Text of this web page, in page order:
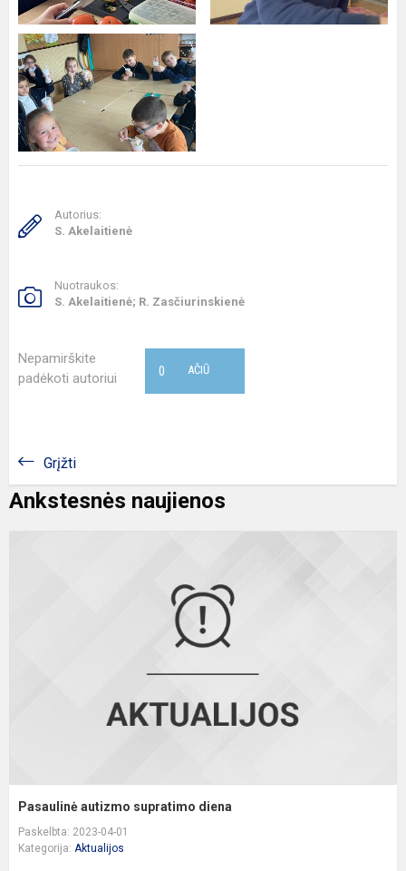
Autorius:
S. Akelaitienė
Nuotraukos:
S. Akelaitienė; R. Zasčiurinskienė
Nepamirškite
padėkoti autoriui
AČIŪ
0
Grįžti
Ankstesnės naujienos
Pasaulinė autizmo supratimo diena
Paskelbta: 2023-04-01
Kategorija: Aktualijos